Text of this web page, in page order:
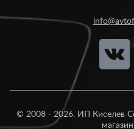
© 2008 - 2026. ИП Киселев